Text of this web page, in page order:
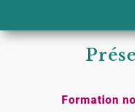
Formation